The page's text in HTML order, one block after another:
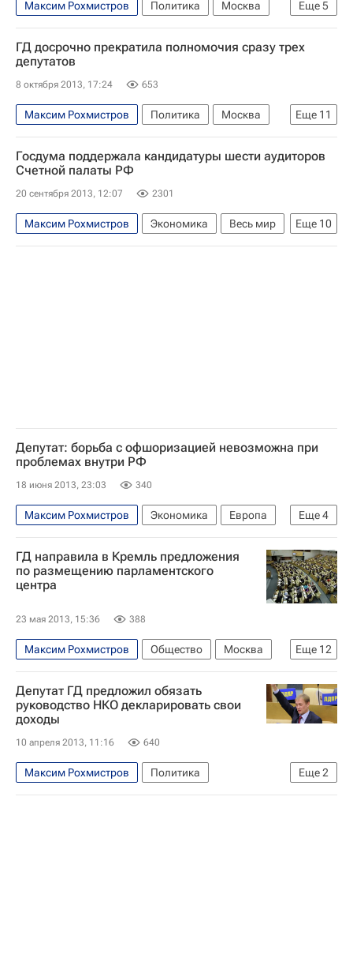
Еще5
Максим Рохмистров Политика
Москва
Центральный ФО
Весь мир
Европа
ЦИК РФ
Россия
ГД досрочно прекратила полномочия сразу трех
депутатов
8 октября 2013, 17:24 653
Еще 11
Максим Рохмистров Политика
Москва
Европа
Центральный ФО
Весь мир
Сергей Собянин
Владимир Долгих
Совет Федерации РФ
КПРФ
Единая Россия
ЛДПР
Комитет ГД по бюджету и налогам
Россия
Госдума поддержала кандидатуры шести аудиторов
Счетной палаты РФ
20 сентября 2013, 12:07 2301
Еще 10
Максим Рохмистров Экономика
Весь мир
Европа
Владимир Путин
Депутат: борьба с офшоризацией невозможна при
проблемах внутри РФ
18 июня 2013, 23:03 340
Еще4
Максим Рохмистров Экономика
Европа
Весь мир
Владимир Путин
Комитет ГД по экономической политике
Россия
ГД направила в Кремль предложения
по размещению парламентского
центра
23 мая 2013, 15:36 388
Еще 12
Максим Рохмистров Общество
Москва
Политика
Обсуждение места размещения парламентского центра в большой Москве
Европа
Владимир Кожин
Елена Панина
Конгресс США
Единая Россия
Управление делами Президента РФ
ЛДПР
Депутат ГД предложил обязать
руководство НКО декларировать свои
доходы
10 апреля 2013, 11:16 640
Еще2
Максим Рохмистров
Политика
Лилия Шибанова